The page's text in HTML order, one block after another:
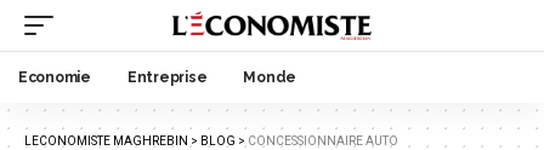
Economie Entreprise Monde
LECONOMISTE MAGHREBIN > BLOG > CONCESSIONNAIRE AUTO